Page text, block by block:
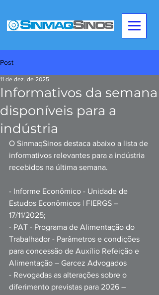
Post
Informativos da semana
disponíveis para a
indústria
11 de dez. de 2025
O SinmaqSinos destaca abaixo a lista de
informativos relevantes para a indústria
recebidos na última semana.
- Informe Econômico - Unidade de
Estudos Econômicos | FIERGS –
17/11/2025;
- PAT - Programa de Alimentação do
Trabalhador - Parâmetros e condições
para concessão de Auxílio Refeição e
Alimentação – Garcez Advogados
- Revogadas as alterações sobre o
diferimento previstas para 2026 –